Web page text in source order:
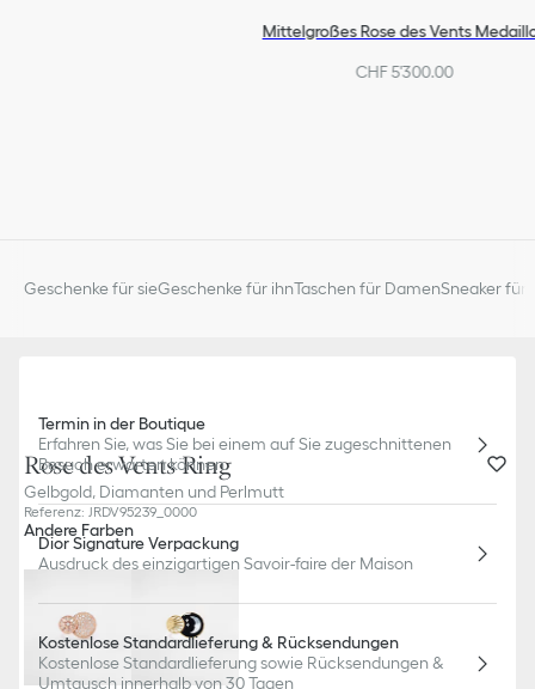
Rose des Vents Ring
Gelbgold, Diamanten und Perlmutt
Referenz: JRDV95239_0000
Andere Farben
Mittelgroßes Rose des Vents
CHF 5'300.00
Geschenke für sieGeschenke für ihnTaschen für DamenSneaker für
Termin in der Boutique
Erfahren Sie, was Sie bei einem auf Sie zugeschnittenen
Besuch erwarten können.
Dior Signature Verpackung
Ausdruck des einzigartigen Savoir-faire der Maison
Kostenlose Standardlieferung & Rücksendungen
Kostenlose Standardlieferung sowie Rücksendungen &
Umtausch innerhalb von 30 Tagen